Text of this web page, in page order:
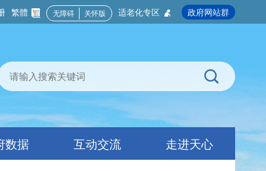
繁體 无障碍 关怀版 适老化专区 政府网站群
数据 互动交流 走进天心